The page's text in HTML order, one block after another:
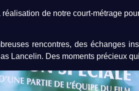
de notre court-métrage
rencontres, des échanges
Lancelin. Des moments précieux